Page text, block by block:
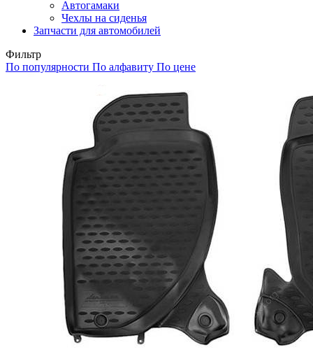
Автогамаки
Чехлы на сиденья
Запчасти для автомобилей
Фильтр
По популярности По алфавиту По цене